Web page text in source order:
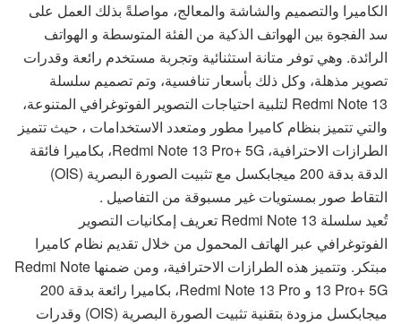
الكاميرا والتصميم والشاشة والمعالج، مواصلةً بذلك العمل على
سد الفجوة بين الهواتف الذكية من الفئة المتوسطة و الهواتف
الرائدة. وهي توفر متانة استثنائية وتجربة مستخدم رائعة وقدرات
تصوير مذهلة، وكل ذلك بأسعار تنافسية، وتم تصميم سلسلة
Redmi Note 13 لتلبية احتياجات التصوير الفوتوغرافي المتنوعة،
والتي تتميز بنظام كاميرا مطور ومتعدد الاستخدامات ، حيث تتميز
الطرازات الاحترافية، Redmi Note 13 Pro+ 5G، بكاميرا فائقة
الدقة بدقة 200 ميجابكسل مع تثبيت الصورة البصرية (OIS)
التقاط صور بمستويات غير مسبوقة من التفاصيل .
تُعيد سلسلة Redmi Note 13 تعريف إمكانيات التصوير
الفوتوغرافي عبر الهاتف المحمول من خلال تقديم نظام كاميرا
مبتكر. وتتميز هذه الطرازات الاحترافية، ومن ضمنها Redmi Note
13 Pro+ 5G و Redmi Note 13 Pro، بكاميرا رائعة بدقة 200
ميجابكسل مزودة بتقنية تثبيت الصورة البصرية (OIS) وقدرات